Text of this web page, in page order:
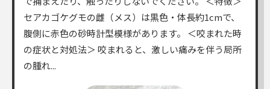
セアカゴケグモの雌（メス）は黒色・体長約1cmで、
腹側に赤色の砂時計型模様があります。 ＜咬まれた時
の症状と対処法＞ 咬まれると、激しい痛みを伴う局所
の腫れ...